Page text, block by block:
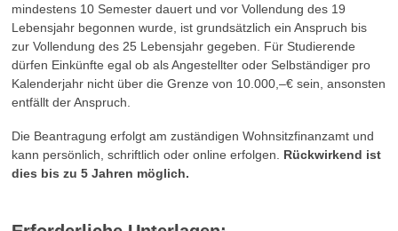
mindestens 10 Semester dauert und vor Vollendung des 19
Lebensjahr begonnen wurde, ist grundsätzlich ein Anspruch bis
zur Vollendung des 25 Lebensjahr gegeben. Für Studierende
dürfen Einkünfte egal ob als Angestellter oder Selbständiger pro
Kalenderjahr nicht über die Grenze von 10.000,–€ sein, ansonsten
entfällt der Anspruch.
Die Beantragung erfolgt am zuständigen Wohnsitzfinanzamt und
kann persönlich, schriftlich oder online erfolgen. Rückwirkend ist
dies bis zu 5 Jahren möglich.